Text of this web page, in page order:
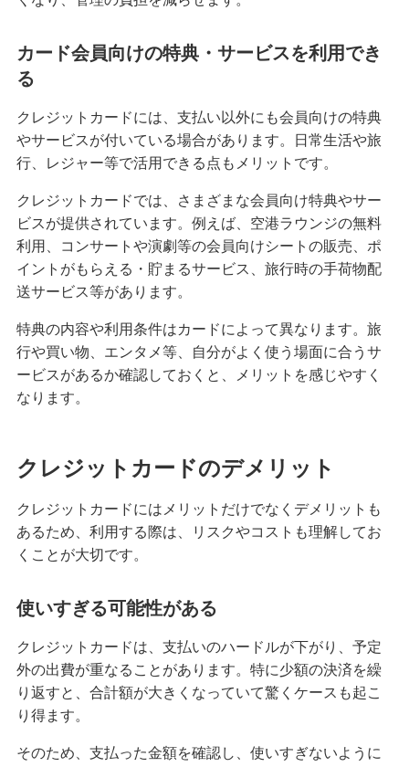
ちた場合の対処法や代替カードを紹介
導入のメリットや注意点を解説
クレジットカードの家族カードとは？発行条件や
クレジットカードの残高不足は1回目でも信用情報
に影響する？対処法やリスクを解説
イクラスのメリット・注意点も解説
クレジットカード引き落としの時間は？当日入金
の注意点や遅れたときの対処法も紹介
える基本フレーズをまとめて紹介
iDとクレジットカードの違いは？ポイント還元率
を高める方法も紹介
ぶポイントや注意点を解説
高校生はクレジットカードに申し込めない！カー
ドを持つための代替手段と注意点を解説
【初心者必見】クレジットカードのメリットとデ
カード会員向けの特典・サービスを利用でき
る
クレジットカードには、支払い以外にも会員向けの特典
やサービスが付いている場合があります。日常生活や旅
行、レジャー等で活用できる点もメリットです。
クレジットカードでは、さまざまな会員向け特典やサー
ビスが提供されています。例えば、空港ラウンジの無料
利用、コンサートや演劇等の会員向けシートの販売、ポ
イントがもらえる・貯まるサービス、旅行時の手荷物配
送サービス等があります。
特典の内容や利用条件はカードによって異なります。旅
行や買い物、エンタメ等、自分がよく使う場面に合うサ
ービスがあるか確認しておくと、メリットを感じやすく
なります。
クレジットカードのデメリット
クレジットカードにはメリットだけでなくデメリットも
あるため、利用する際は、リスクやコストも理解してお
くことが大切です。
使いすぎる可能性がある
クレジットカードは、支払いのハードルが下がり、予定
外の出費が重なることがあります。特に少額の決済を繰
り返すと、合計額が大きくなっていて驚くケースも起こ
り得ます。
そのため、支払った金額を確認し、使いすぎないように